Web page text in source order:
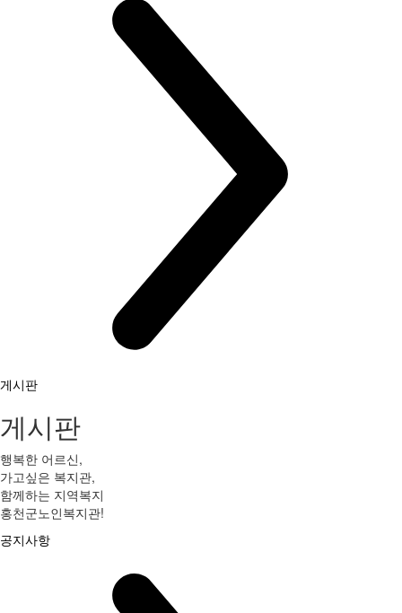
게시판
게시판
행복한 어르신,
가고싶은 복지관,
함께하는 지역복지
홍천군노인복지관!
공지사항